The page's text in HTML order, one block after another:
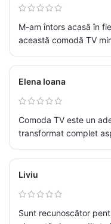
M-am întors acasă în
această comodă TV
Elena Ioana
Comoda TV este un
transformat complet
Liviu
Sunt recunoscător